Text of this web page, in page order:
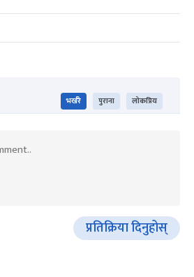
भर्खरै पुराना लोकप्रिय
प्रतिक्रिया दिनुहोस्